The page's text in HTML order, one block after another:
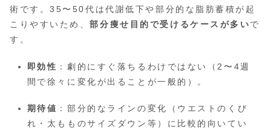
術です。35〜50代は代謝低下や部分的な脂肪蓄積が起
こりやすいため、部分痩せ目的で受けるケースが多いで
す。
即効性 ：劇的にすぐ落ちるわけではない（2〜4週
間で徐々に変化が出ることが一般的）。
期待値 ：部分的なラインの変化（ウエストのくび
れ・太もものサイズダウン等）に比較的向いてい